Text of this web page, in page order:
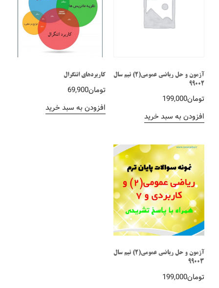
آزمون و حل ریاضی عمومی(2) نیم سال
99002
تومان199,000
افزودن به سبد خرید
کاربردهای انتگرال
تومان69,900
افزودن به سبد خرید
آزمون و حل ریاضی عمومی(2) نیم سال
99003
تومان199,000